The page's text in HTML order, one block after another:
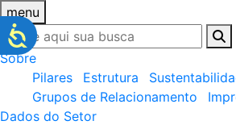
menu
Sobre
Pilares
Estrutura
Grupos de Relacionamento
Dados do Setor